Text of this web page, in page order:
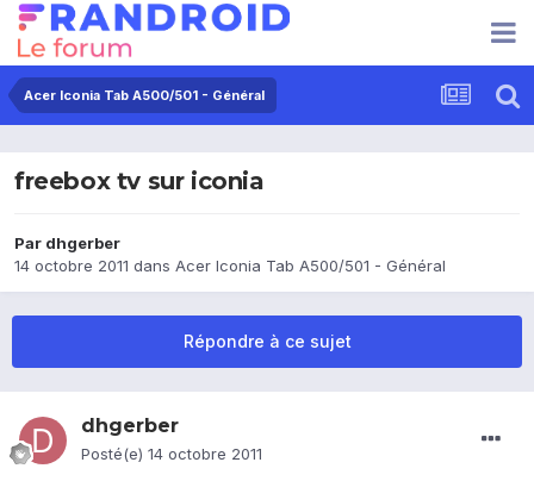
Acer Iconia Tab A500/501 - Général
freebox tv sur iconia
Par dhgerber
14 octobre 2011 dans Acer Iconia Tab A500/501 - Général
Répondre à ce sujet
dhgerber
Posté(e) 14 octobre 2011